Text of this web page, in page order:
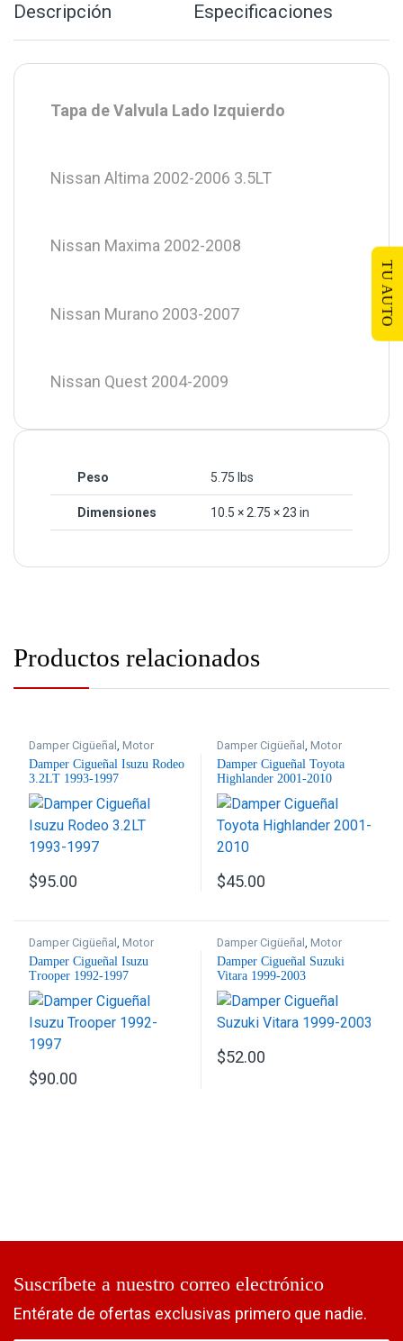
Descripción Especificaciones
Tapa de Valvula Lado Izquierdo
Nissan Altima 2002-2006 3.5LT
Nissan Maxima 2002-2008
Nissan Murano 2003-2007
Nissan Quest 2004-2009
Peso 5.75 lbs
Dimensiones 10.5 × 2.75 × 23 in
Productos relacionados
Damper Cigüeñal,Motor
Damper Cigueñal Isuzu Rodeo
3.2LT 1993-1997
$95.00
Damper Cigüeñal,Motor
Damper Cigueñal Toyota
Highlander 2001-2010
$45.00
Damper Cigüeñal,Motor
Damper Cigueñal Isuzu
Trooper 1992-1997
$90.00
Damper Cigüeñal,Motor
Damper Cigueñal Suzuki
Vitara 1999-2003
$52.00
Suscríbete a nuestro correo electrónico
Entérate de ofertas exclusivas primero que nadie.
TU AUTO